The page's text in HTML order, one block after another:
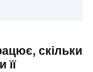
скільки
її